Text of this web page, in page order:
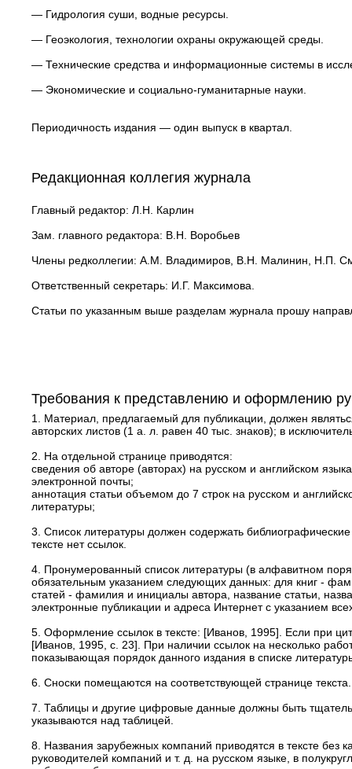
— Гидрология суши, водные ресурсы.
— Геоэкология, технологии охраны окружающей среды.
— Технические средства и информационные системы в
— Экономические и социально-гуманитарные науки.
Периодичность издания — один выпуск в квартал.
Редакционная коллегия журнала
Главный редактор: Л.Н. Карлин
Зам. главного редактора: В.Н. Воробьев
Члены редколлегии: А.М. Владимиров, В.Н. Малинин, Н.П.
Ответственный секретарь: И.Г. Максимова.
Статьи по указанным выше разделам журнала прошу
Требования к представлению и оформлению
1. Материал, предлагаемый для публикации, должен
авторских листов (1 а. л. равен 40 тыс. знаков); в
2. На отдельной странице приводятся:
сведения об авторе (авторах) на русском и английском
электронной почты;
аннотация статьи объемом до 7 строк на русском и
литературы;
3. Список литературы должен содержать
тексте нет ссылок.
4. Пронумерованный список литературы (в алфавитном
обязательным указанием следующих данных: для книг -
статей - фамилия и инициалы автора, название статьи,
электронные публикации и адреса Интернет с указанием
5. Оформление ссылок в тексте: [Иванов, 1995]. Если при
[Иванов, 1995, с. 23]. При наличии ссылок на несколько
показывающая порядок данного издания в списке
6. Сноски помещаются на соответствующей странице текста.
7. Таблицы и другие цифровые данные должны быть
указываются над таблицей.
8. Названия зарубежных компаний приводятся в тексте
руководителей компаний и т. д. на русском языке, в